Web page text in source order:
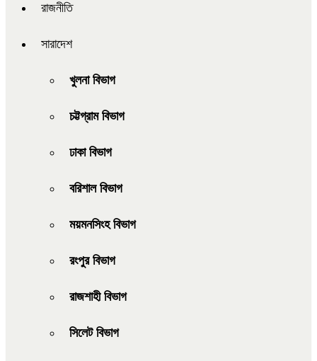
রাজনীতি
সারাদেশ
খুলনা বিভাগ
চট্টগ্রাম বিভাগ
ঢাকা বিভাগ
বরিশাল বিভাগ
ময়মনসিংহ বিভাগ
রংপুর বিভাগ
রাজশাহী বিভাগ
সিলেট বিভাগ